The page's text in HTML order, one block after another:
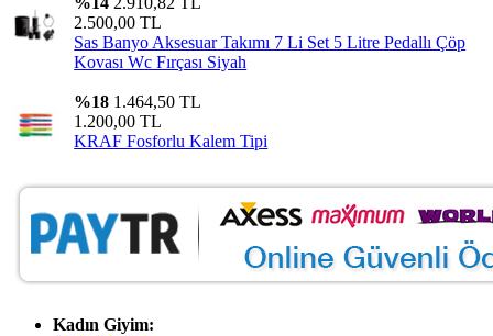
2.500,00 TL
Sas Banyo Aksesuar Takımı 7 Li Set 5 Litre Pedallı Çöp
Kovası Wc Fırçası Siyah
%18 1.464,50 TL
1.200,00 TL
KRAF Fosforlu Kalem Tipi
Kadın Giyim: